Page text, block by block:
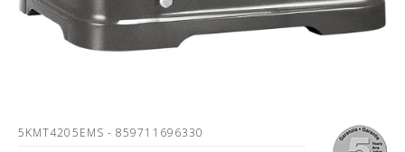
5KMT4205EMS - 859711696330